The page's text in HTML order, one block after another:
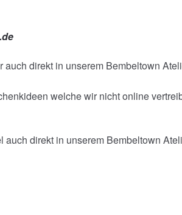
direkt in unserem Bembeltown
welche wir nicht online
direkt in unserem Bembeltown